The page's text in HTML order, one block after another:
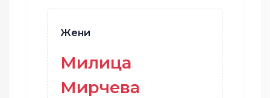
Жени
Милица
Мирчева